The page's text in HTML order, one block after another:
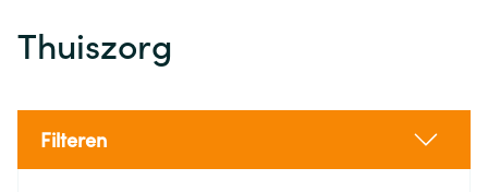
Thuiszorg
Filteren